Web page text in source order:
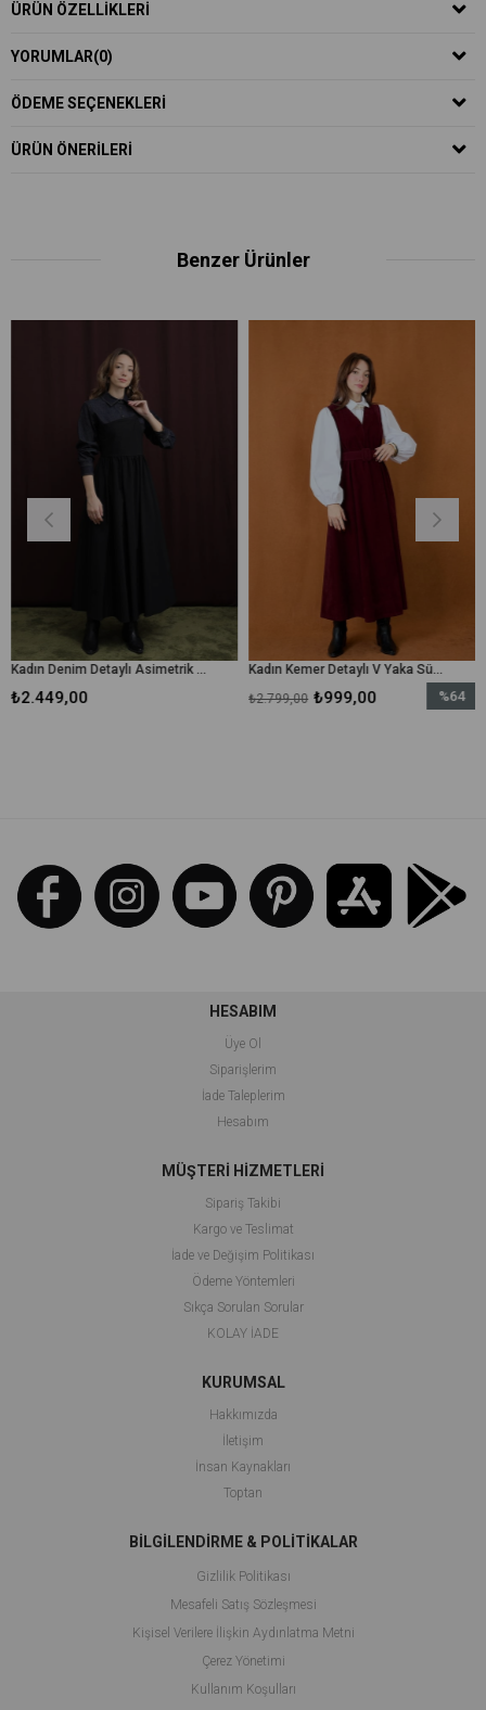
ÜRÜN ÖZELLIKLERI
YORUMLAR(0)
ÖDEME SEÇENEKLERI
ÜRÜN ÖNERILERI
Benzer Ürünler
Kadın Denim Detaylı Asimetrik Kesim Elbise - 32414ELB - Siyah Kadın Kemer Detaylı V Yaka Süet Elbise - 32406ELB - Bordo
₺999,00
%64
₺2.799,00
HESABIM
Üye Ol
Siparişlerim
İade Taleplerim
Hesabım
MÜŞTERİ HİZMETLERİ
Sipariş Takibi
Kargo ve Teslimat
İade ve Değişim Politikası
Ödeme Yöntemleri
Sıkça Sorulan Sorular
KOLAY İADE
KURUMSAL
Hakkımızda
İletişim
İnsan Kaynakları
Toptan
BİLGİLENDİRME & POLİTİKALAR
Gizlilik Politikası
Mesafeli Satış Sözleşmesi
Kişisel Verilere İlişkin Aydınlatma Metni
Çerez Yönetimi
Kullanım Koşulları